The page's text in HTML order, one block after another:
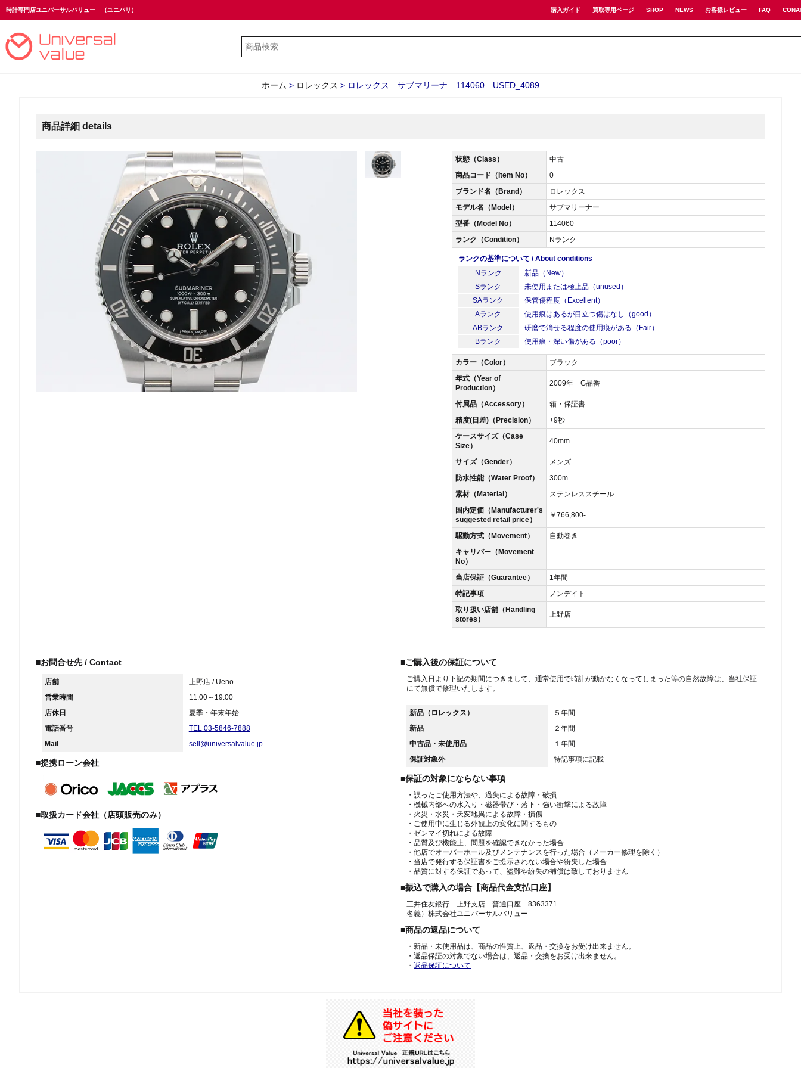
時計専門店ユニバーサルバリュー （ユニバリ） 購入ガイド 買取専用ページ SHOP NEWS お客様レビュー FAQ
ホーム > ロレックス > ロレックス サブマリーナ 114060 USED_4089
商品詳細 details
状態（Class）
中古
商品コード（Item No）
0
ブランド名（Brand）
ロレックス
モデル名（Model）
サブマリーナー
型番（Model No）
114060
ランク（Condition）
Nランク
ランクの基準について / About conditions
Nランク
新品（New）
Sランク
未使用または極上品（unused）
SAランク
保管傷程度（Excellent）
Aランク
使用痕はあるが目立つ傷はなし（good）
ABランク
研磨で消せる程度の使用痕がある（Fair）
Bランク
使用痕・深い傷がある（poor）
カラー（Color）
ブラック
年式（Year of
Production）
2009年 G品番
付属品（Accessory）
箱・保証書
精度(日差)（Precision）
+9秒
ケースサイズ（Case
Size）
40mm
サイズ（Gender）
メンズ
防水性能（Water Proof）
300m
素材（Material）
ステンレススチール
国内定価（Manufacturer's
suggested retail price）
￥766,800-
駆動方式（Movement）
自動巻き
キャリバー（Movement
No）
当店保証（Guarantee）
1年間
特記事項
ノンデイト
取り扱い店舗（Handling
stores）
上野店
■お問合せ先 / Contact
店舗
上野店 / Ueno
営業時間
11:00～19:00
店休日
夏季・年末年始
電話番号
TEL 03-5846-7888
Mail
sell@universalvalue.jp
■提携ローン会社
■取扱カード会社（店頭販売のみ）
■ご購入後の保証について
ご購入日より下記の期間につきまして、通常使用で時計が動かなくなってしまった等の自然故障は、当社保証
にて無償で修理いたします。
新品（ロレックス）
５年間
新品
２年間
中古品・未使用品
１年間
保証対象外
特記事項に記載
■保証の対象にならない事項
・誤ったご使用方法や、過失による故障・破損
・機械内部への水入り・磁器帯び・落下・強い衝撃による故障
・火災・水災・天変地異による故障・損傷
・ご使用中に生じる外観上の変化に関するもの
・ゼンマイ切れによる故障
・品質及び機能上、問題を確認できなかった場合
・他店でオーバーホール及びメンテナンスを行った場合（メーカー修理を除く）
・当店で発行する保証書をご提示されない場合や紛失した場合
・品質に対する保証であって、盗難や紛失の補償は致しておりません
■振込で購入の場合【商品代金支払口座】
三井住友銀行 上野支店 普通口座 8363371
名義）株式会社ユニバーサルバリュー
■商品の返品について
・新品・未使用品は、商品の性質上、返品・交換をお受け出来ません。
・返品保証の対象でない場合は、返品・交換をお受け出来ません。
・ 返品保証について